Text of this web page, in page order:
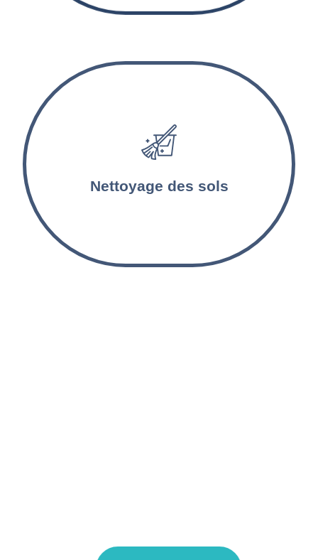
Nettoyage des sols
agents d’entretien. Les tapis et les moquettes
sont aspirés et nettoyés en profondeur.